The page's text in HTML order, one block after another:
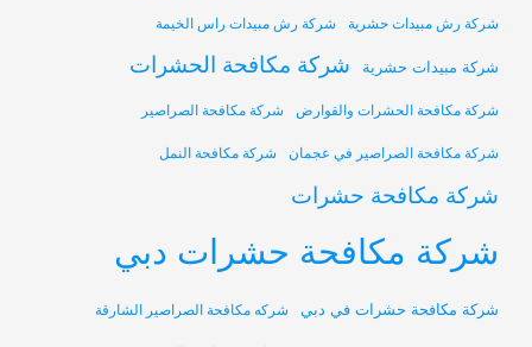
شركة رش مبيدات حشرية شركة رش مبيدات راس الخيمة
شركة مبيدات حشرية شركة مكافحة الحشرات
شركة مكافحة الحشرات والقوارض شركة مكافحة الصراصير
شركة مكافحة الصراصير في عجمان شركة مكافحة النمل
شركة مكافحة حشرات
شركة مكافحة حشرات دبي
شركة مكافحة حشرات في دبي شركه مكافحة الصراصير الشارقة